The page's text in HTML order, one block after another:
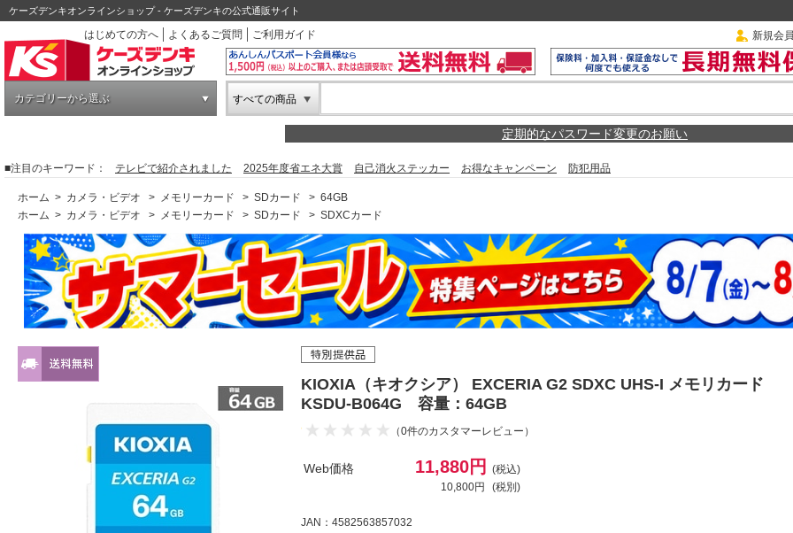
ケーズデンキオンラインショップ - ケーズデンキの公式通販サイト
はじめての方へ
よくあるご質問 ご利用ガイド 新規会
カテゴリーから選ぶ すべての商品
定期的なパスワード変更のお願い
■注目のキーワード： テレビで紹介されました 2025年度省エネ大賞 自己消火ステッカー お得なキャンペーン 防犯用品
ホーム > カメラ・ビデオ > メモリーカード > SDカード > 64GB
ホーム > カメラ・ビデオ > メモリーカード > SDカード > SDXCカード
KIOXIA（キオクシア） EXCERIA G2 SDXC UHS-I メモリカード
KSDU-B064G 容量：64GB
（0件のカスタマーレビュー）
Web価格 11,880円
(税込)
10,800円
(税別)
JAN：4582563857032